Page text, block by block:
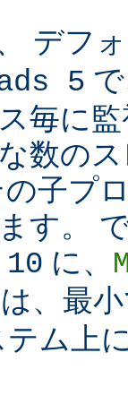
デフ
5
毎に
数の
子プ
す。
10 に、
、最
ム上